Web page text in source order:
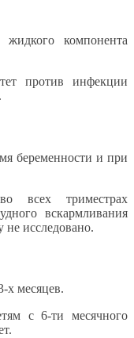
компонента
против инфекции
беременности и при
всех триместрах
вскармливания
не исследовано.
х месяцев.
с 6-ти месячного